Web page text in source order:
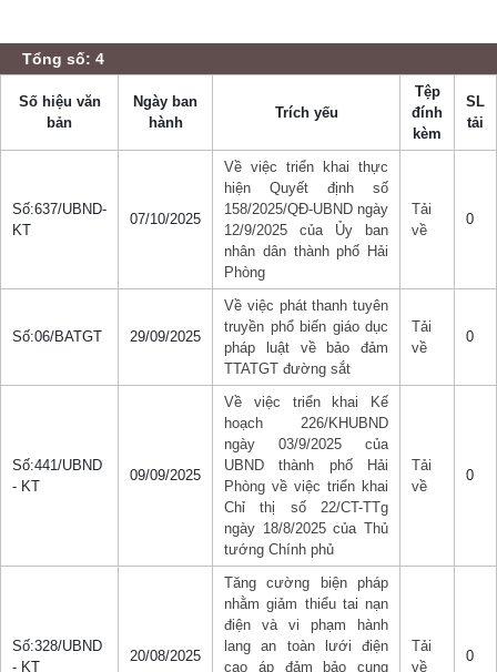
Tổng số: 4
Số hiệu văn
bản
Ngày ban
hành
Trích yếu
Tệp
đính
kèm
SL
tải
Số:637/UBND-
KT
07/10/2025
Về việc triển khai thực
hiện Quyết định số
158/2025/QĐ-UBND ngày
12/9/2025 của Ủy ban
nhân dân thành phố Hải
Phòng
Tải
về
0
Số:06/BATGT 29/09/2025
Về việc phát thanh tuyên
truyền phổ biến giáo dục
pháp luật về bảo đảm
TTATGT đường sắt
Tải
về
0
Số:441/UBND
- KT
09/09/2025
Về việc triển khai Kế
hoạch 226/KHUBND
ngày 03/9/2025 của
UBND thành phố Hải
Phòng về việc triển khai
Chỉ thị số 22/CT-TTg
ngày 18/8/2025 của Thủ
tướng Chính phủ
Tải
về
0
Số:328/UBND
- KT
20/08/2025
Tăng cường biện pháp
nhằm giảm thiểu tai nạn
điện và vi phạm hành
lang an toàn lưới điện
cao áp đảm bảo cung
Tải
về
0